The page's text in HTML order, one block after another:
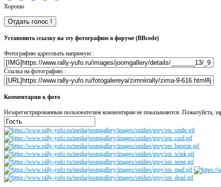
Хорошо
Установить ссылку на эту фотографию в форуме (BBcode)
Фотографию адресовать напрямую :
Ссылка на фотографию :
Комментарии к фото
Незарегистрированным пользователям комментарии не показываются. Пожалуйста,